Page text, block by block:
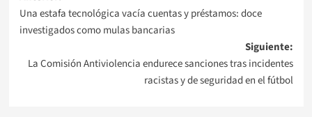
de
entradas
Una estafa tecnológica vacía cuentas y préstamos: doce
investigados como mulas bancarias
Siguiente:
La Comisión Antiviolencia endurece sanciones tras incidentes
racistas y de seguridad en el fútbol